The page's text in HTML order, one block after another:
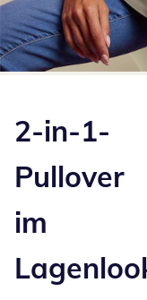
2-in-1-
Pullover
im